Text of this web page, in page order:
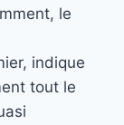
le
indique
tout le